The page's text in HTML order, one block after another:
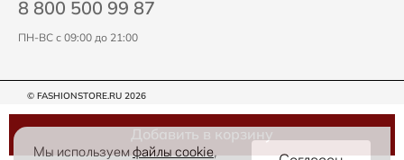
Добавить в корзину
8 800 500 99 87
ПН-ВС с 09:00 до 21:00
© FASHIONSTORE.RU 2026
Мы используемфайлы cookie